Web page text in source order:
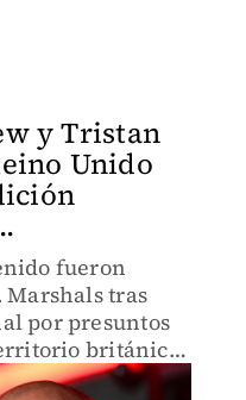
y Tristan
Unido
fueron
Marshals tras
por presuntos
británico